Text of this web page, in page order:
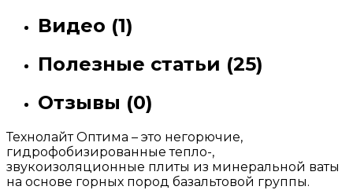
Видео (1)
Полезные статьи (25)
Отзывы (0)
Технолайт Оптима – это негорючие,
гидрофобизированные тепло-,
звукоизоляционные плиты из минеральной ваты
на основе горных пород базальтовой группы.